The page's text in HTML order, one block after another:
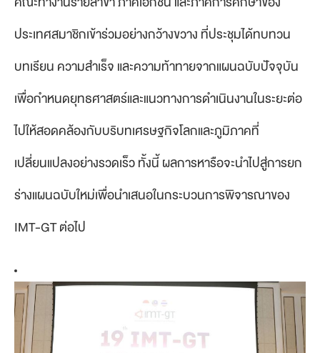
ประเทศสมาชิกเข้าร่วมอย่างกว้างขวาง ที่ประชุมได้ทบทวน
บทเรียน ความสำเร็จ และความท้าทายจากแผนฉบับปัจจุบัน
เพื่อกำหนดยุทธศาสตร์และแนวทางการดำเนินงานในระยะต่อ
ไปให้สอดคล้องกับบริบทเศรษฐกิจโลกและภูมิภาคที่
เปลี่ยนแปลงอย่างรวดเร็ว ทั้งนี้ ผลการหารือจะนำไปสู่การยก
ร่างแผนฉบับใหม่เพื่อนำเสนอในกระบวนการพิจารณาของ
IMT-GT ต่อไป